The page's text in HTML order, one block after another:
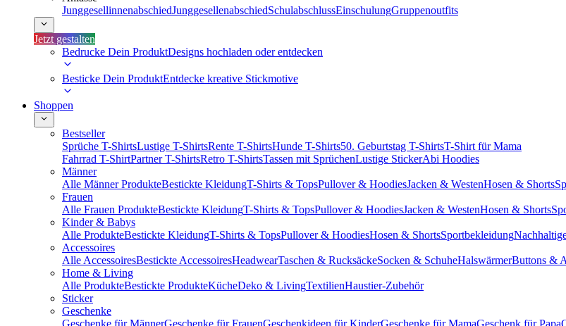
JunggesellinnenabschiedJunggesellenabschiedSchulabschlussEinschulungGruppenoutfits
Jetzt gestalten
Bedrucke Dein ProduktDesigns hochladen oder entdecken
Besticke Dein ProduktEntdecke kreative Stickmotive
Shoppen
Bestseller
Sprüche T-ShirtsLustige T-ShirtsRente T-ShirtsHunde T-Shirts50. Geburtstag T-ShirtsT-Shirt für Mama
Fahrrad T-ShirtPartner T-ShirtsRetro T-ShirtsTassen mit SprüchenLustige StickerAbi Hoodies
Männer
Alle Männer ProdukteBestickte KleidungT-Shirts & TopsPullover & HoodiesJacken & WestenHosen & Shorts
Frauen
Alle Frauen ProdukteBestickte KleidungT-Shirts & TopsPullover & HoodiesJacken & WestenHosen & Shorts
Kinder & Babys
Alle ProdukteBestickte KleidungT-Shirts & TopsPullover & HoodiesHosen & ShortsSportbekleidung
Accessoires
Alle AccessoiresBestickte AccessoiresHeadwearTaschen & RucksäckeSocken & SchuheHalswärmerButtons &
Home & Living
Alle ProdukteBestickte ProdukteKücheDeko & LivingTextilienHaustier-Zubehör
Sticker
Geschenke
Geschenke für MännerGeschenke für FrauenGeschenkideen für KinderGeschenke für MamaGeschenk für Papa